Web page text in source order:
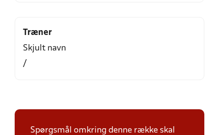
Træner
Skjult navn
/
Spørgsmål omkring denne række skal